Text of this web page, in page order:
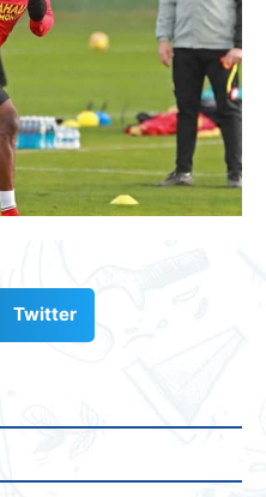
Twitter